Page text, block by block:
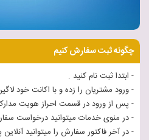
چگونه ثبت سفارش کنیم
- ابتدا ثبت نام کنید .
- ورود مشتریان را زده و با اکانت خود
- پس از ورود در قسمت احراز هویت
- در منوی خدمات میتوانید درخواست
- در آخر فاکتور سفارش را میتوانید